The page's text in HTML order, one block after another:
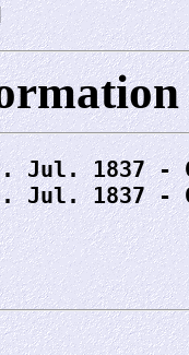
Jul. 1837 -
Jul. 1837 -